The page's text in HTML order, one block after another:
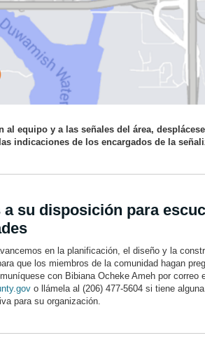
al equipo y a las señales del área,
indicaciones de los encargados de la
a su disposición para
en la planificación, el diseño y la
que los miembros de la comunidad hagan
con Bibiana Ocheke Ameh por correo
o llámela al (206) 477-5604 si tiene
para su organización.